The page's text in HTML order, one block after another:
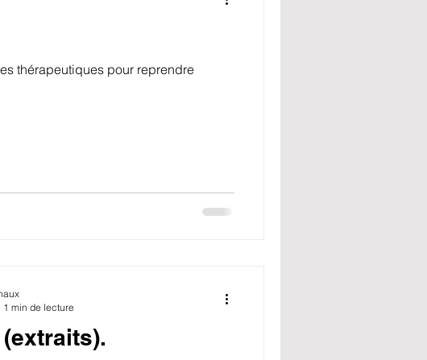
thérapeutiques pour reprendre
1 min de lecture